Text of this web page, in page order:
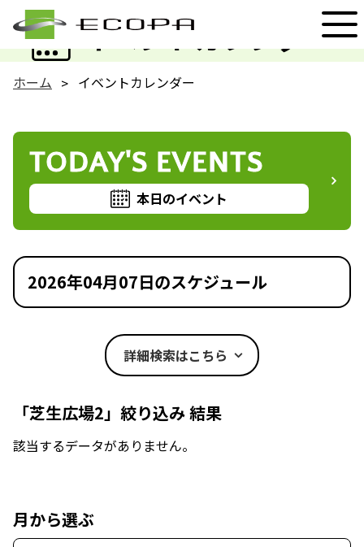
イベントカレンダー
EVENT
ホーム イベントカレンダー
TODAY'S EVENTS
本日のイベント
2026年04月07日のスケジュール
詳細検索はこちら
「芝生広場2」絞り込み 結果
該当するデータがありません。
月から選ぶ